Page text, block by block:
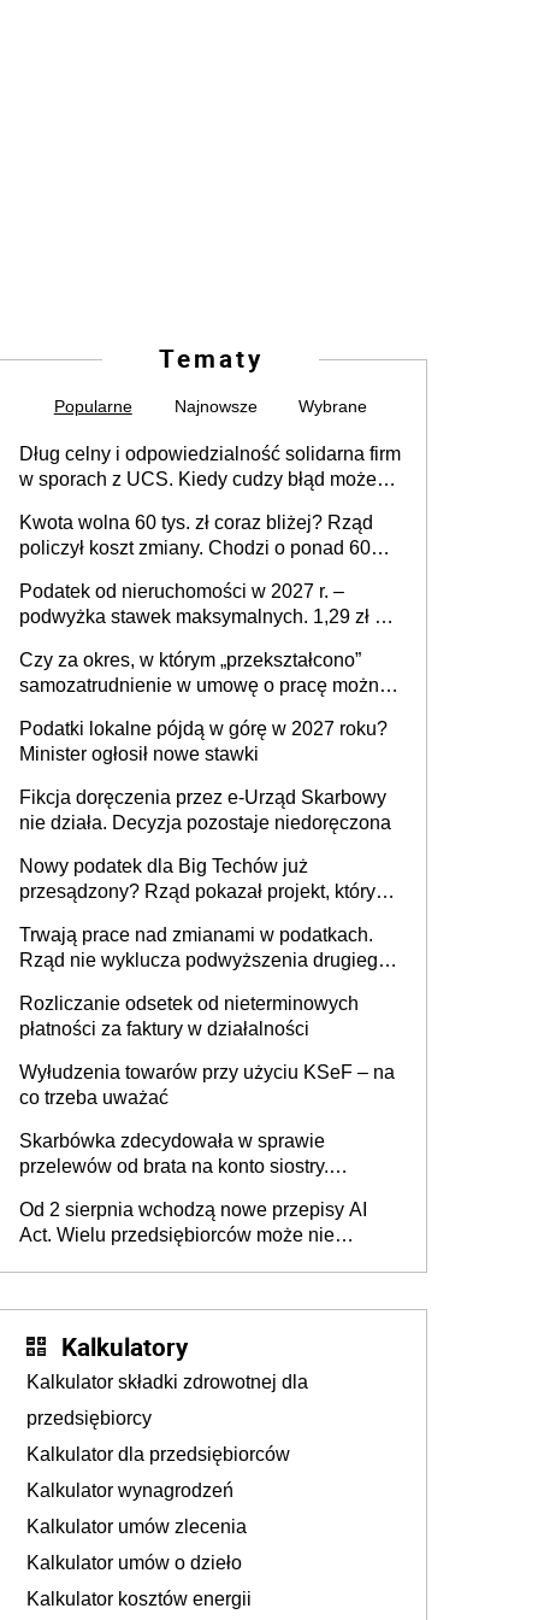
Tematy
Popularne Najnowsze Wybrane
Dług celny i odpowiedzialność solidarna firm
w sporach z UCS. Kiedy cudzy błąd może
Kwota wolna 60 tys. zł coraz bliżej? Rząd
policzył koszt zmiany. Chodzi o ponad 60
Podatek od nieruchomości w 2027 r. –
podwyżka stawek maksymalnych. 1,29 zł za
budynków i lokali związanych z
prowadzeniem działalności gospodarczej
Czy za okres, w którym „przekształcono”
samozatrudnienie w umowę o pracę można
umowy cywilnoprawnej jedynym
racjonalnym wyjściem
Podatki lokalne pójdą w górę w 2027 roku?
Minister ogłosił nowe stawki
Fikcja doręczenia przez e-Urząd Skarbowy
nie działa. Decyzja pozostaje niedoręczona
Nowy podatek dla Big Techów już
przesądzony? Rząd pokazał projekt, który
Trwają prace nad zmianami w podatkach.
Rząd nie wyklucza podwyższenia drugiego
Rozliczanie odsetek od nieterminowych
płatności za faktury w działalności
Wyłudzenia towarów przy użyciu KSeF – na
co trzeba uważać
Skarbówka zdecydowała w sprawie
przelewów od brata na konto siostry.
darowizna, ale podatku jednak nie będzie
Od 2 sierpnia wchodzą nowe przepisy AI
Act. Wielu przedsiębiorców może nie
Kalkulatory
Kalkulator składki zdrowotnej dla
przedsiębiorcy
Kalkulator dla przedsiębiorców
Kalkulator wynagrodzeń
Kalkulator umów zlecenia
Kalkulator umów o dzieło
Kalkulator kosztów energii